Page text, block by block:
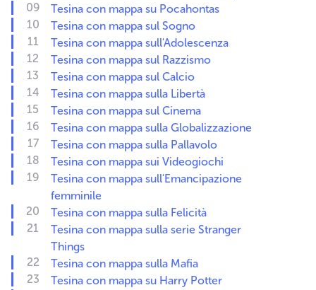
Tesina con mappa su Pocahontas
Tesina con mappa sul Sogno
Tesina con mappa sull'Adolescenza
Tesina con mappa sul Razzismo
Tesina con mappa sul Calcio
Tesina con mappa sulla Libertà
Tesina con mappa sul Cinema
Tesina con mappa sulla Globalizzazione
Tesina con mappa sulla Pallavolo
Tesina con mappa sui Videogiochi
Tesina con mappa sull'Emancipazione
femminile
Tesina con mappa sulla Felicità
Tesina con mappa sulla serie Stranger
Things
Tesina con mappa sulla Mafia
Tesina con mappa su Harry Potter